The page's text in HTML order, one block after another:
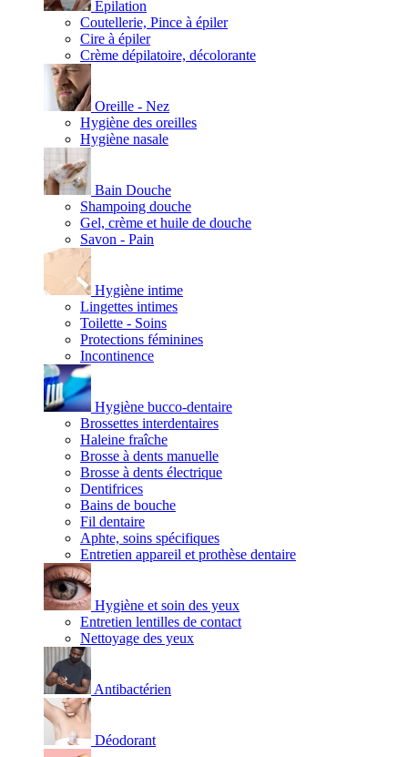
Epilation
Coutellerie, Pince à épiler
Cire à épiler
Crème dépilatoire, décolorante
Oreille - Nez
Hygiène des oreilles
Hygiène nasale
Bain Douche
Shampoing douche
Gel, crème et huile de douche
Savon - Pain
Hygiène intime
Lingettes intimes
Toilette - Soins
Protections féminines
Incontinence
Hygiène bucco-dentaire
Brossettes interdentaires
Haleine fraîche
Brosse à dents manuelle
Brosse à dents électrique
Dentifrices
Bains de bouche
Fil dentaire
Aphte, soins spécifiques
Entretien appareil et prothèse dentaire
Hygiène et soin des yeux
Entretien lentilles de contact
Nettoyage des yeux
Antibactérien
Déodorant